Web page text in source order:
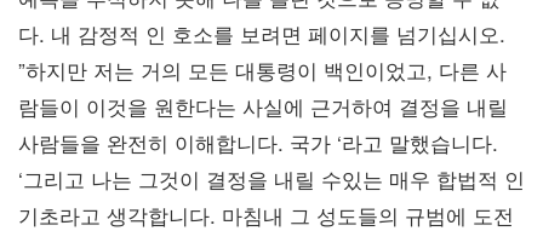
다. 내 감정적 인 호소를 보려면 페이지를 넘기십시오.
”하지만 저는 거의 모든 대통령이 백인이었고, 다른 사
람들이 이것을 원한다는 사실에 근거하여 결정을 내릴
사람들을 완전히 이해합니다. 국가 ‘라고 말했습니다.
‘그리고 나는 그것이 결정을 내릴 수있는 매우 합법적 인
기초라고 생각합니다. 마침내 그 성도들의 규범에 도전